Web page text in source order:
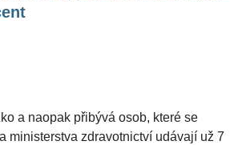
a naopak přibývá osob, které se
ministerstva zdravotnictví udávají už 7